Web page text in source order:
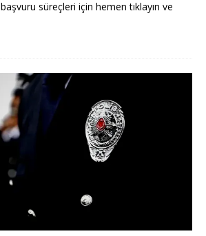
süreçleri için hemen tıklayın ve